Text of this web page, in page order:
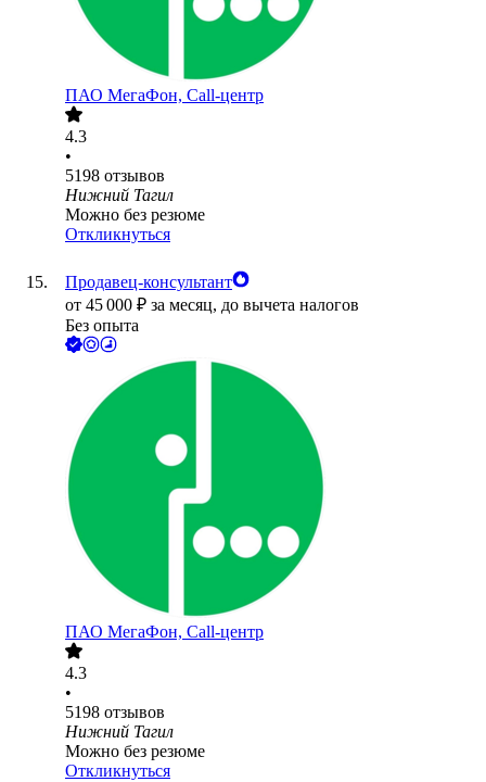
ПАО МегаФон, Call-центр
4.3
•
5198 отзывов
Нижний Тагил
Можно без резюме
Откликнуться
Продавец-консультант
от 45 000 ₽ за месяц, до вычета налогов
Без опыта
ПАО МегаФон, Call-центр
4.3
•
5198 отзывов
Нижний Тагил
Можно без резюме
Откликнуться